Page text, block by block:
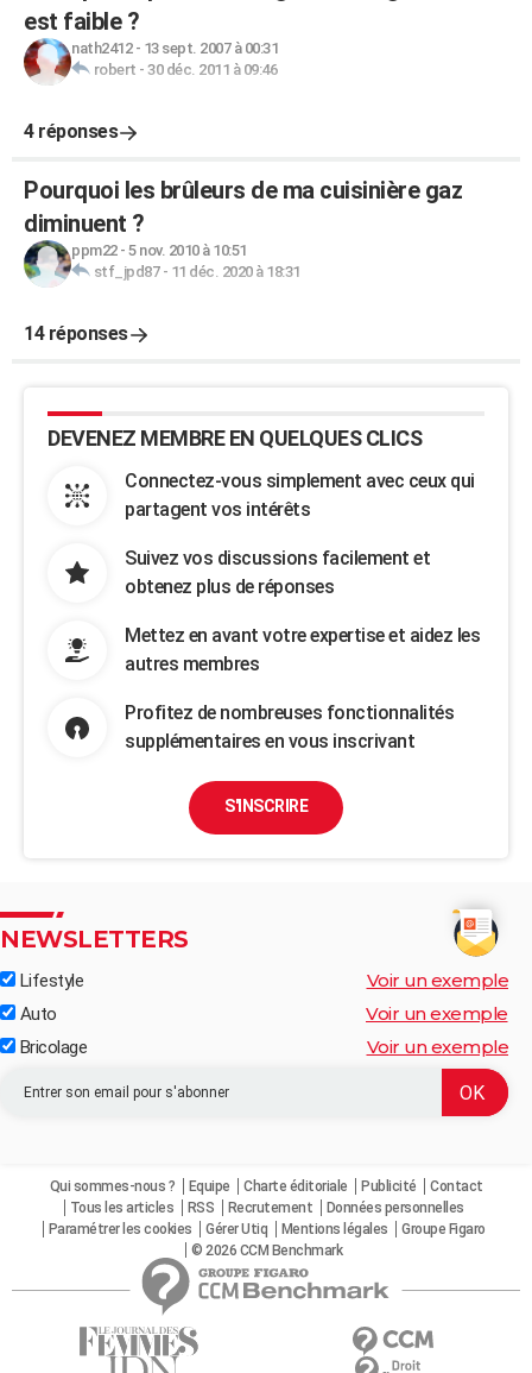
est faible ?
nath2412- 13 sept. 2007 à 00:31
robert - 30 déc. 2011 à 09:46
4 réponses
Pourquoi les brûleurs de ma cuisinière gaz
diminuent ?
ppm22- 5 nov. 2010 à 10:51
stf_jpd87- 11 déc. 2020 à 18:31
14 réponses
DEVENEZ MEMBRE EN QUELQUES CLICS
Connectez-vous simplement avec ceux qui
partagent vos intérêts
Suivez vos discussions facilement et
obtenez plus de réponses
Mettez en avant votre expertise et aidez les
autres membres
Profitez de nombreuses fonctionnalités
supplémentaires en vous inscrivant
S'INSCRIRE
NEWSLETTERS
Lifestyle Voir un exemple
Auto Voir un exemple
Bricolage Voir un exemple
Qui sommes-nous ? Equipe Charte éditoriale Publicité
Contact
Tous les articles
RSS Recrutement
Données personnelles
Paramétrer les cookies
Gérer Utiq Mentions légales
Groupe Figaro
© 2026 CCM Benchmark